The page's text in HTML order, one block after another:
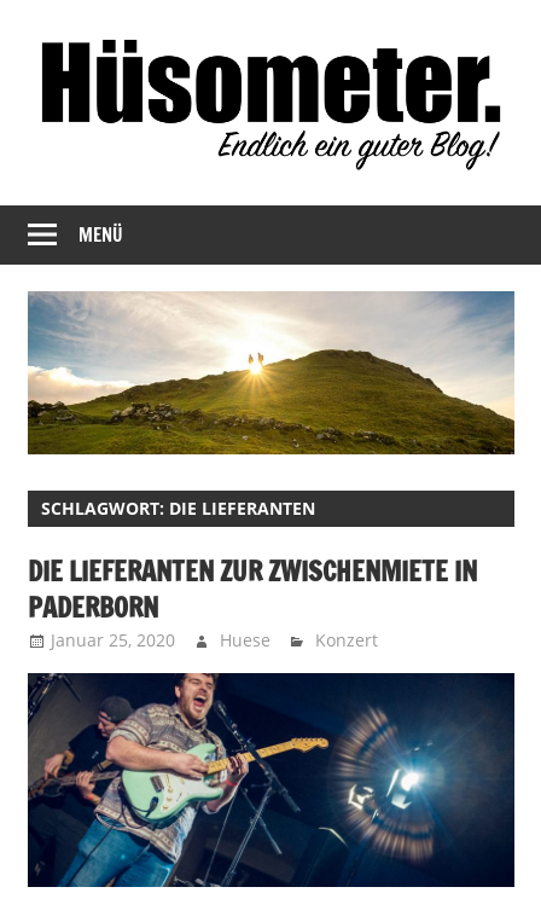
Inhalt
springen
Hüsometer
Blog
ein
guter
MENÜ
SCHLAGWORT: DIE LIEFERANTEN
DIE LIEFERANTEN ZUR ZWISCHENMIETE IN
PADERBORN
Januar 25, 2020 Huese Konzert